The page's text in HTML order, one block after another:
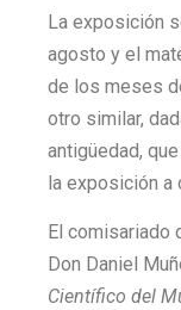
La exposición
agosto y el
de los meses
otro similar,
antigüedad,
la exposición a
El comisariado
Don Daniel
Científico del